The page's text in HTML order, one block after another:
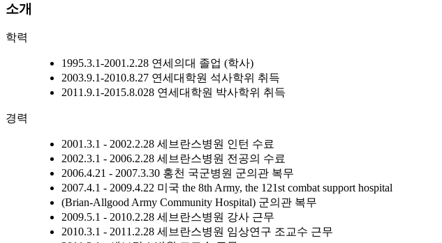
소개
학력
1995.3.1-2001.2.28 연세의대 졸업 (학사)
2003.9.1-2010.8.27 연세대학원 석사학위 취득
2011.9.1-2015.8.028 연세대학원 박사학위 취득
경력
2001.3.1 - 2002.2.28 세브란스병원 인턴 수료
2002.3.1 - 2006.2.28 세브란스병원 전공의 수료
2006.4.21 - 2007.3.30 홍천 국군병원 군의관 복무
2007.4.1 - 2009.4.22 미국 the 8th Army, the 121st combat support hospital
(Brian-Allgood Army Community Hospital) 군의관 복무
2009.5.1 - 2010.2.28 세브란스병원 강사 근무
2010.3.1 - 2011.2.28 세브란스병원 임상연구 조교수 근무